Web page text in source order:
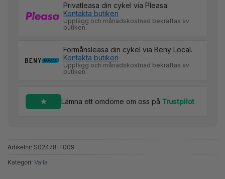
Privatleasa din cykel via Pleasa.
Kontakta butiken
Upplägg och månadskostnad bekräftas av
butiken.
Förmånsleasa din cykel via Beny Local.
Kontakta butiken
Upplägg och månadskostnad bekräftas av
butiken.
Lämna ett omdöme om oss på Trustpilot
Artikelnr: S02478-F009
Kategori: Valla